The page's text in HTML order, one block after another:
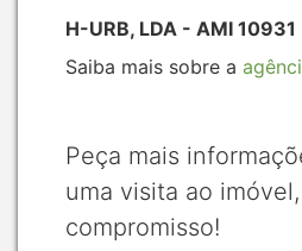
H-URB, LDA - AMI 10931
Saiba mais sobre a
Peça mais
uma visita ao
compromisso!